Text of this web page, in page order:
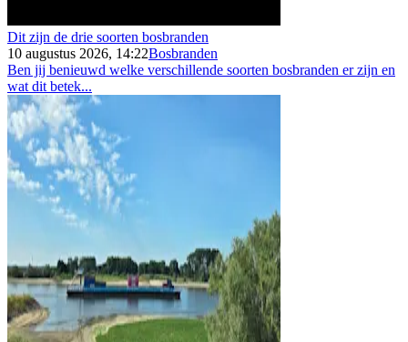
Dit zijn de drie soorten bosbranden
10 augustus 2026, 14:22Bosbranden
Ben jij benieuwd welke verschillende soorten bosbranden er zijn en
wat dit betek...